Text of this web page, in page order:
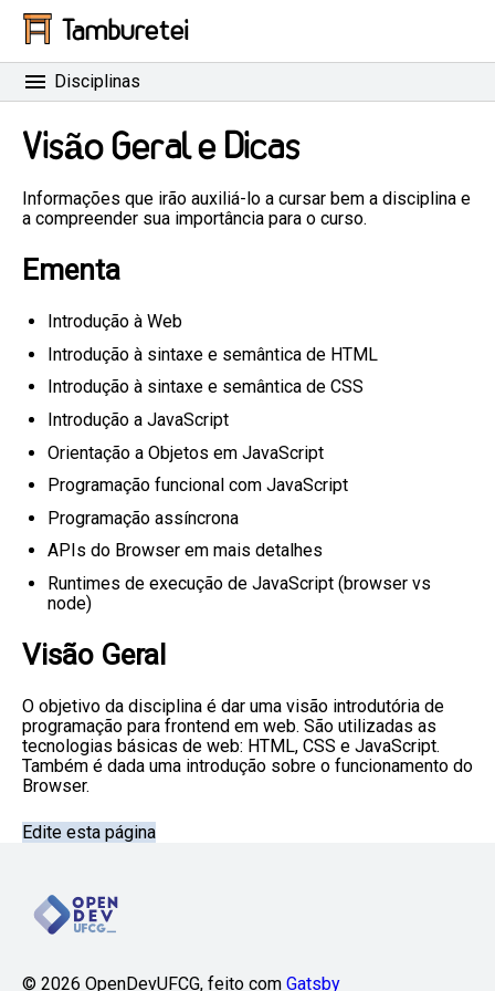
Tamburetei
Disciplinas
Visão Geral e Dicas
Informações que irão auxiliá-lo a cursar bem a disciplina e
a compreender sua importância para o curso.
Ementa
Introdução à Web
Introdução à sintaxe e semântica de HTML
Introdução à sintaxe e semântica de CSS
Introdução a JavaScript
Orientação a Objetos em JavaScript
Programação funcional com JavaScript
Programação assíncrona
APIs do Browser em mais detalhes
Runtimes de execução de JavaScript (browser vs
node)
Visão Geral
O objetivo da disciplina é dar uma visão introdutória de
programação para frontend em web. São utilizadas as
tecnologias básicas de web: HTML, CSS e JavaScript.
Também é dada uma introdução sobre o funcionamento do
Browser.
Edite esta página
© 2026 OpenDevUFCG, feito com Gatsby